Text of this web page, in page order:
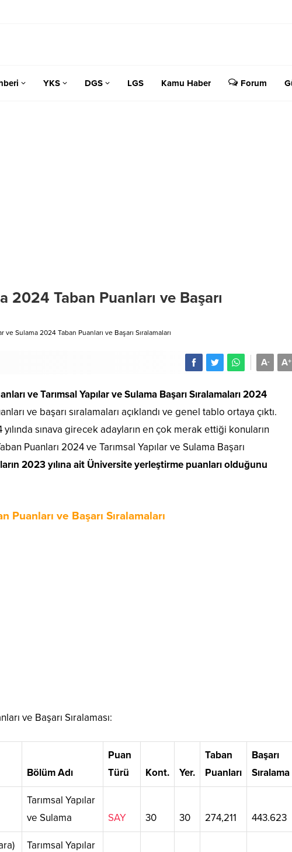
YKS DGS LGS Kamu Haber Forum
2024 Taban Puanları ve Başarı
ve Sulama 2024 Taban Puanları ve Başarı Sıralamaları
A+
A-
ve Tarımsal Yapılar ve Sulama Başarı Sıralamaları 2024
ve başarı sıralamaları açıklandı ve genel tablo ortaya çıktı.
yılında sınava girecek adayların en çok merak ettiği konuların
Puanları 2024 ve Tarımsal Yapılar ve Sulama Başarı
2023 yılına ait Üniversite yerleştirme puanları olduğunu
Puanları ve Başarı Sıralamaları
ve Başarı Sıralaması:
Bölüm Adı
Puan
Türü
Kont. Yer.
Taban
Puanları
Başarı
Sıralama
Tarımsal Yapılar
ve Sulama
SAY 30 30 274,211 443.623
Tarımsal Yapılar